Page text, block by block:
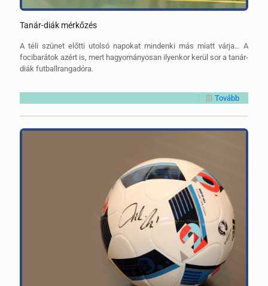
Tanár-diák mérkőzés
A téli szünet előtti utolsó napokat mindenki más miatt várja… A
focibarátok azért is, mert hagyományosan ilyenkor kerül sor a tanár-
diák futballrangadóra.
Tovább